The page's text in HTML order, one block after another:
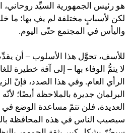
هو رئيس الجمهورية السيِّد روحاني،
لكن لأسبابٍ مختلفة لم يفِ بها؛ ما
واليأس في المجتمع حتّى اليوم.
للأسف، تحوَّل هذا الأسلوب – أن
لا يتمُّ الوفاء بها – إلى آفة خطيرة
الرأي العام. وفي هذا الصدد، فإنّ
البرلمان جديرة بالملاحظة أيضًا؛
العديدة، فلن تتمّ مساعدة الوضع
سيصيب الناس في هذه المحافظة